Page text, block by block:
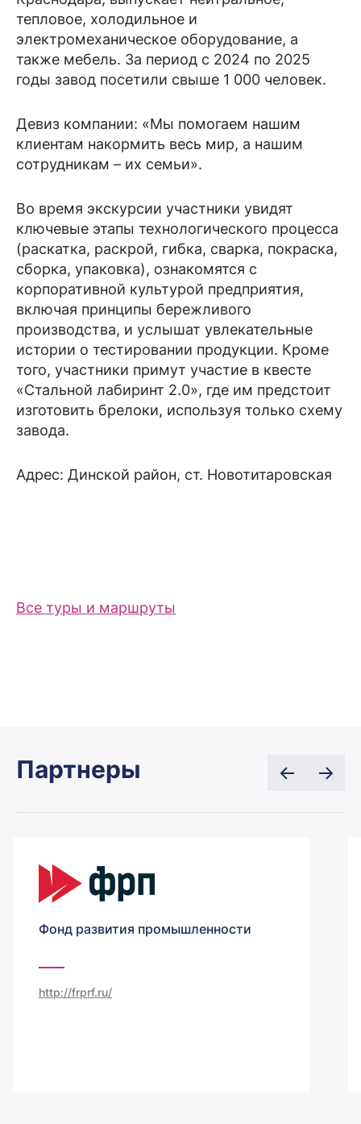
тепловое, холодильное и
электромеханическое оборудование, а
также мебель. За период с 2024 по 2025
годы завод посетили свыше 1 000 человек.
Девиз компании: «Мы помогаем нашим
клиентам накормить весь мир, а нашим
сотрудникам – их семьи».
Во время экскурсии участники увидят
ключевые этапы технологического процесса
(раскатка, раскрой, гибка, сварка, покраска,
сборка, упаковка), ознакомятся с
корпоративной культурой предприятия,
включая принципы бережливого
производства, и услышат увлекательные
истории о тестировании продукции. Кроме
того, участники примут участие в квесте
«Стальной лабиринт 2.0», где им предстоит
изготовить брелоки, используя только схему
завода.
Адрес: Динской район, ст. Новотитаровская
Все туры и маршруты
Партнеры
Фонд развития промышленности
http://frprf.ru/